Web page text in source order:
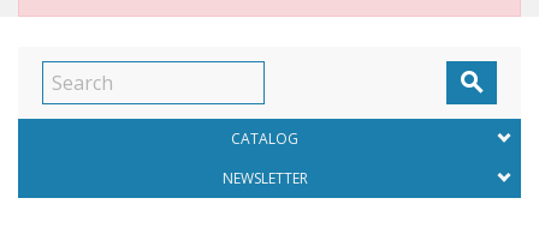

CATALOG
NEWSLETTER